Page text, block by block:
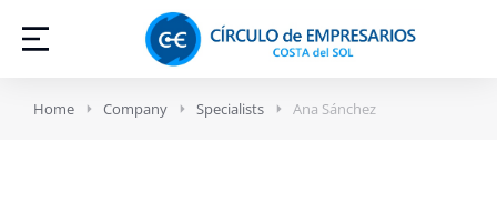
Home Company Specialists Ana Sánchez